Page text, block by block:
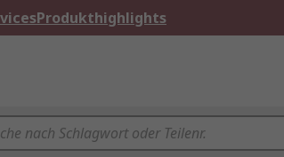
Produkthighlights